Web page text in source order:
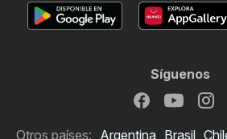
Síguenos
Otros países: Argentina Brasil